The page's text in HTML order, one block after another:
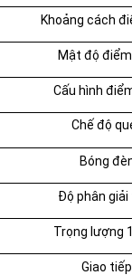
Khoảng cách
Mật độ
Cấu hình
Chế độ
Bóng
Độ phân
Trọng lượng
Giao tiếp